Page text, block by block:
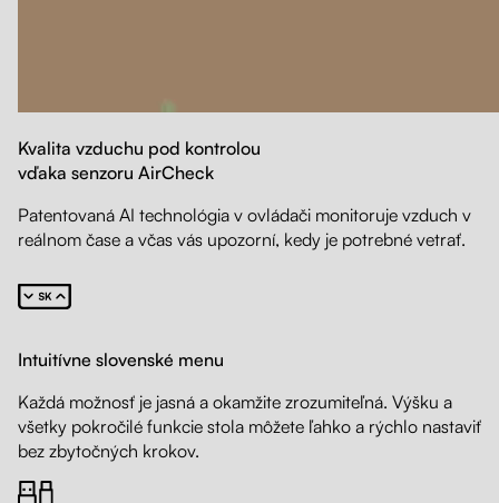
Kvalita vzduchu pod kontrolou
vďaka senzoru AirCheck
Patentovaná AI technológia v ovládači monitoruje vzduch v
reálnom čase a včas vás upozorní, kedy je potrebné vetrať.
Intuitívne slovenské menu
Každá možnosť je jasná a okamžite zrozumiteľná. Výšku a
všetky pokročilé funkcie stola môžete ľahko a rýchlo nastaviť
bez zbytočných krokov.